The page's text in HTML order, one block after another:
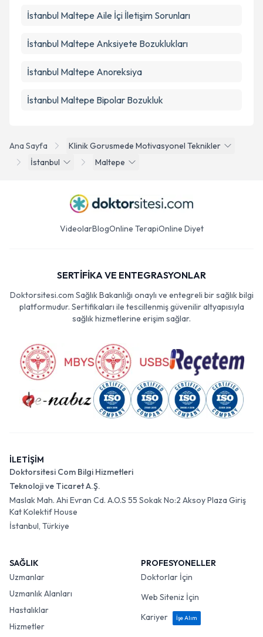
Ana Sayfa
Klinik Gorusmede Motivasyonel Teknikler
İstanbul
Maltepe
İstanbul Maltepe Aile İçi İletişim Sorunları
İstanbul Maltepe Anksiyete Bozuklukları
İstanbul Maltepe Anoreksiya
İstanbul Maltepe Bipolar Bozukluk
VideolarBlogOnline TerapiOnline Diyet
SERTİFİKA VE ENTEGRASYONLAR
Doktorsitesi.com Sağlık Bakanlığı onaylı ve entegreli bir sağlık bilgi
platformudur. Sertifikaları ile tescillenmiş güvenilir altyapısıyla
sağlık hizmetlerine erişim sağlar.
İLETİŞİM
Doktorsitesi Com Bilgi Hizmetleri
Teknoloji ve Ticaret A.Ş.
Maslak Mah. Ahi Evran Cd. A.O.S 55 Sokak No:2 Aksoy Plaza Giriş
Kat Kolektif House
İstanbul, Türkiye
SAĞLIK
Uzmanlar
Uzmanlık Alanları
Hastalıklar
Hizmetler
PROFESYONELLER
Doktorlar İçin
Web Siteniz İçin
Kariyer
İşe Alım